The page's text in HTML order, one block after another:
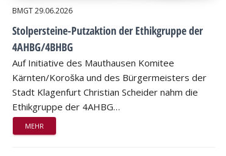
BMGT29.06.2026
Stolpersteine-Putzaktion der Ethikgruppe der
4AHBG/4BHBG
Auf Initiative des Mauthausen Komitee
Kärnten/Koroška und des Bürgermeisters der
Stadt Klagenfurt Christian Scheider nahm die
Ethikgruppe der 4AHBG…
MEHR